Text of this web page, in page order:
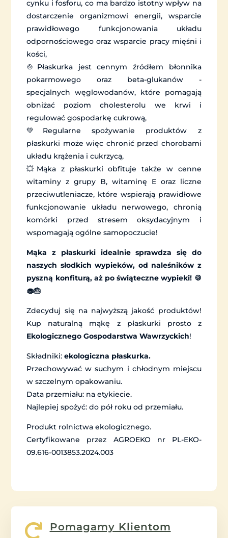
cynku i fosforu, co ma bardzo istotny wpływ na
dostarczenie organizmowi energii, wsparcie
prawidłowego funkcjonowania układu
odpornościowego oraz wsparcie pracy mięśni i
kości,
🍲Płaskurka jest cennym źródłem błonnika
pokarmowego oraz beta-glukanów -
specjalnych węglowodanów, które pomagają
obniżać poziom cholesterolu we krwi i
regulować gospodarkę cukrową,
💚Regularne spożywanie produktów z
płaskurki może więc chronić przed chorobami
układu krążenia i cukrzycą,
💥Mąka z płaskurki obfituje także w cenne
witaminy z grupy B, witaminę E oraz liczne
przeciwutleniacze, które wspierają prawidłowe
funkcjonowanie układu nerwowego, chronią
komórki przed stresem oksydacyjnym i
wspomagają ogólne samopoczucie!
Mąka z płaskurki idealnie sprawdza się do
naszych słodkich wypieków, od naleśników z
pyszną konfiturą, aż po świąteczne wypieki! 🍪
🧁🎂
Zdecyduj się na najwyższą jakość produktów!
Kup naturalną mąkę z płaskurki prosto z
Ekologicznego Gospodarstwa Wawrzyckich!
Składniki:ekologiczna płaskurka.
Przechowywać w suchym i chłodnym miejscu
w szczelnym opakowaniu.
Data przemiału: na etykiecie.
Najlepiej spożyć: do pół roku od przemiału.
Produkt rolnictwa ekologicznego.
Certyfikowane przez AGROEKO nr PL-EKO-
09.616-0013853.2024.003
 Pomagamy Klientom